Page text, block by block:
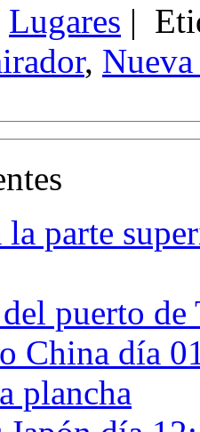
Lugares |
,
parte
puerto de
China día
plancha